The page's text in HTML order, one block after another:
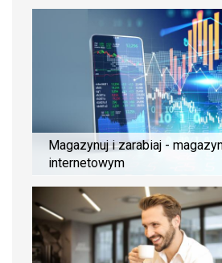
Magazynuj i zarabiaj -
internetowym